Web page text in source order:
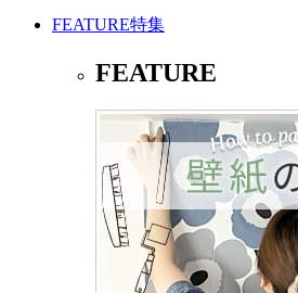
FEATURE特集
FEATURE